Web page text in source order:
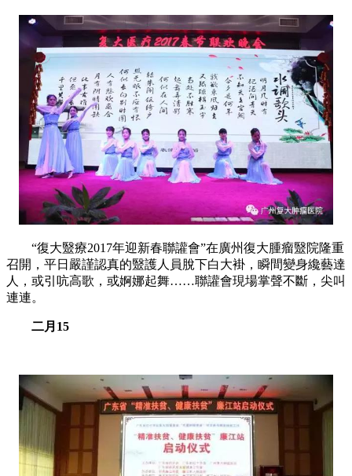
“復大毉療2017年迎新春聯讙會”在廣州復大腫瘤毉院隆重
召開，平日嚴謹認真的毉護人員脫下白大褂，瞬間變身纔藝達
人，或引吭高歌，或婀娜起舞……聯讙會現場掌聲不斷，尖叫
連連。
二月15